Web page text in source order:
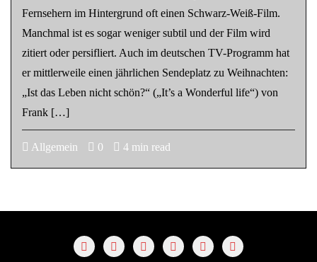
Fernsehern im Hintergrund oft einen Schwarz-Weiß-Film.
Manchmal ist es sogar weniger subtil und der Film wird
zitiert oder persifliert. Auch im deutschen TV-Programm hat
er mittlerweile einen jährlichen Sendeplatz zu Weihnachten:
„Ist das Leben nicht schön?“ („It’s a Wonderful life“) von
Frank […]
Allgemein 0 4 min read